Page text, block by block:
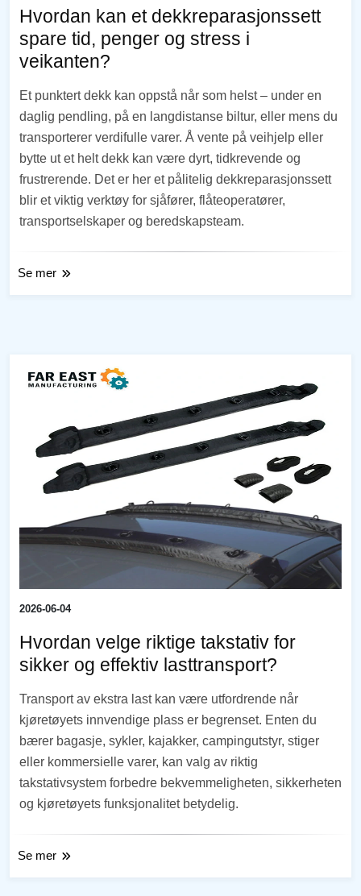
Hvordan kan et dekkreparasjonssett
spare tid, penger og stress i
veikanten?
Et punktert dekk kan oppstå når som helst – under en
daglig pendling, på en langdistanse biltur, eller mens du
transporterer verdifulle varer. Å vente på veihjelp eller
bytte ut et helt dekk kan være dyrt, tidkrevende og
frustrerende. Det er her et pålitelig dekkreparasjonssett
blir et viktig verktøy for sjåfører, flåteoperatører,
transportselskaper og beredskapsteam.
Se mer
2026-06-04
Hvordan velge riktige takstativ for
sikker og effektiv lasttransport?
Transport av ekstra last kan være utfordrende når
kjøretøyets innvendige plass er begrenset. Enten du
bærer bagasje, sykler, kajakker, campingutstyr, stiger
eller kommersielle varer, kan valg av riktig
takstativsystem forbedre bekvemmeligheten, sikkerheten
og kjøretøyets funksjonalitet betydelig.
Se mer